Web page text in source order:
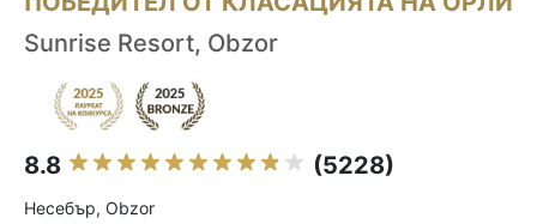
Sunrise Resort, Obzor
8.8 (5228)
Несебър, Obzor